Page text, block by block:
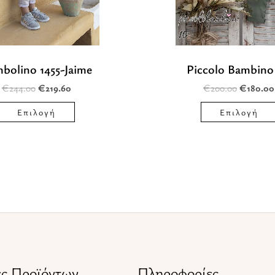
1455-Jaime
€244.00 €219.60
Επιλογή
μπορούν
να
στη
Piccolo Bambino
€200.00€180.00
Επιλογή